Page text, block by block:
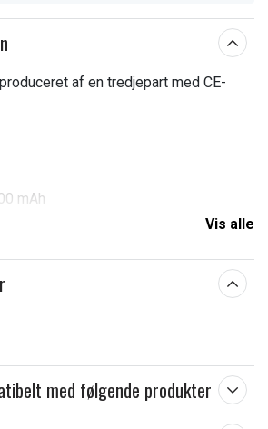
af en tredjepart med CE-
mAh
A
Apple
Vis alle
med følgende produkter